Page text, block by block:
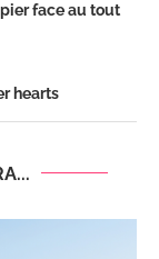
face au tout
hearts